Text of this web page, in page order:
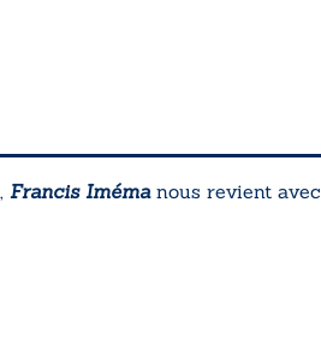
, Francis Imémanous revient avec